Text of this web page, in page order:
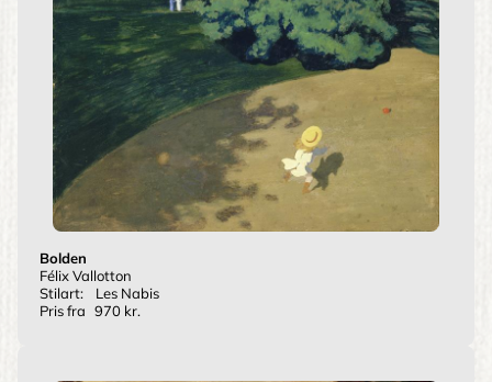
Bolden
Félix Vallotton
Stilart:
Les Nabis
Pris fra 970 kr.